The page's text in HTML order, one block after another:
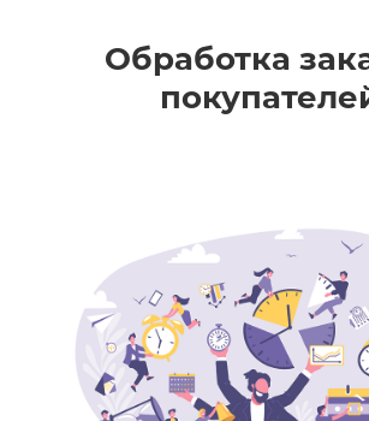
Обработка